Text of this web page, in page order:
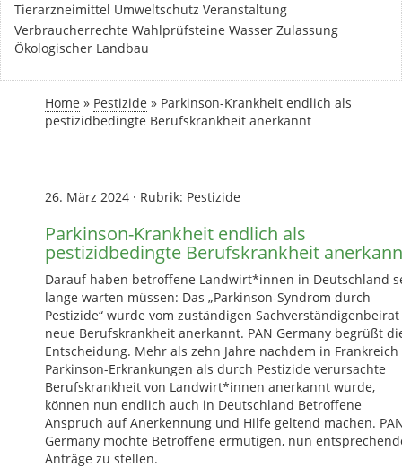
Tierarzneimittel Umweltschutz Veranstaltung
Verbraucherrechte Wahlprüfsteine Wasser Zulassung
Ökologischer Landbau
Home » Pestizide » Parkinson-Krankheit endlich als
pestizidbedingte Berufskrankheit anerkannt
26. März 2024 · Rubrik: Pestizide
Parkinson-Krankheit endlich als
pestizidbedingte Berufskrankheit
Darauf haben betroffene Landwirt*innen in Deutschland
lange warten müssen: Das „Parkinson-Syndrom durch
Pestizide“ wurde vom zuständigen
neue Berufskrankheit anerkannt. PAN Germany begrüßt
Entscheidung. Mehr als zehn Jahre nachdem in Frankreich
Parkinson-Erkrankungen als durch Pestizide verursachte
Berufskrankheit von Landwirt*innen anerkannt wurde,
können nun endlich auch in Deutschland Betroffene
Anspruch auf Anerkennung und Hilfe geltend machen.
Germany möchte Betroffene ermutigen, nun
Anträge zu stellen.